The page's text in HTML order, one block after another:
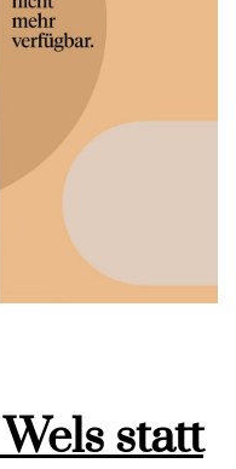
statt